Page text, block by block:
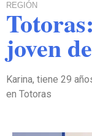
REGIÓN
joven
Karina, tiene 29
en Totoras